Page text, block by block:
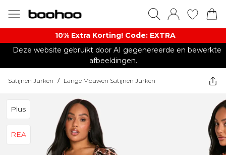
10% Extra Korting! Code: EXTRA​
Deze website gebruikt door AI gegenereerde en bewerkte
afbeeldingen.
Satijnen Jurken / Lange Mouwen Satijnen Jurken
Plus
REA